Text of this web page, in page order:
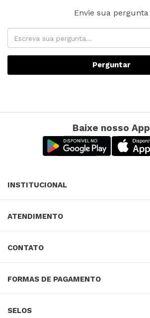
Envie sua pergunta
Perguntar
Baixe nosso App
INSTITUCIONAL
ATENDIMENTO
CONTATO
FORMAS DE PAGAMENTO
SELOS